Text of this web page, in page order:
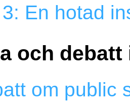
En hotad
och debatt
om public